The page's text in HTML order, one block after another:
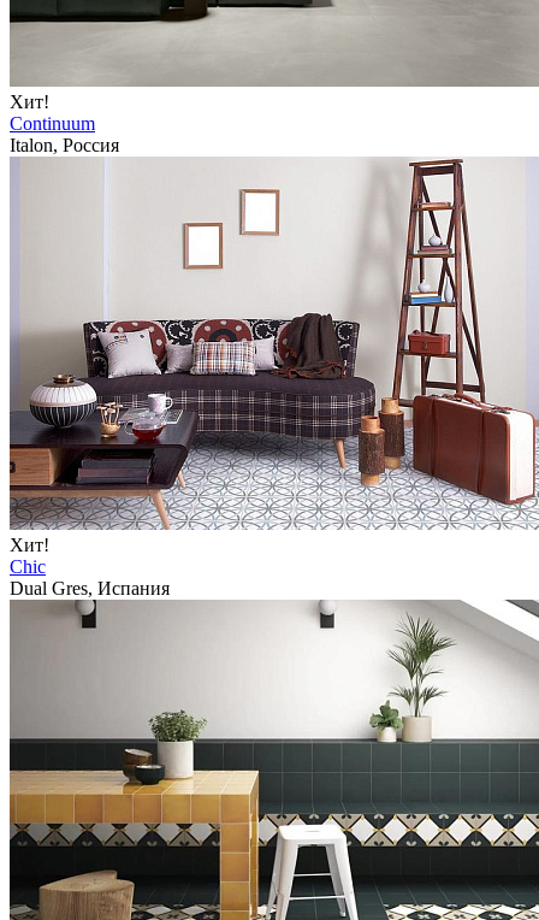
Хит!
Continuum
Italon, Россия
Хит!
Chic
Dual Gres, Испания